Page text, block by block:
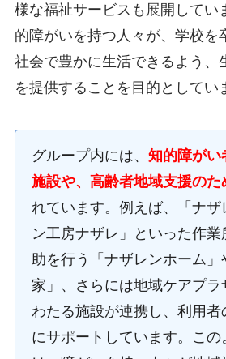
様な福祉サービスも展開してい
的障がいを持つ人々が、学校を
社会で豊かに生活できるよう、
を提供することを目的としてい
グループ内には、 知的障がい
施設や、高齢者地域支援のた
れています。例えば、「ナ
ン工房ナザレ」といった作
助を行う「ナザレンホーム
家」、さらには地域ケアプラ
わたる施設が連携し、利用者
にサポートしています。この